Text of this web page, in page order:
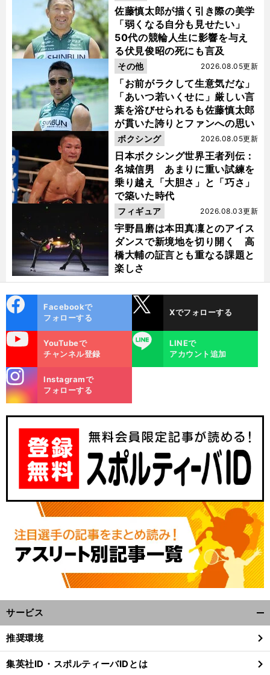
佐藤慎太郎が描く引き際の美学
「弱くなる自分も見せたい」
50代の競輪人生に影響を与え
る伏見俊昭の死にも言及
「お前がラクして生意気だな」
「あいつ若いくせに」厳しい言
葉を浴びせられるも佐藤慎太郎
が貫いた誇りとファンへの思い
2026.08.05更新
その他
日本ボクシング世界王者列伝：
名城信男 あまりに重い試練を
乗り越え「大胆さ」と「巧さ」
で築いた時代
2026.08.05更新
ボクシング
宇野昌磨は本田真凜とのアイス
ダンスで新境地を切り開く 高
橋大輔の証言とも重なる課題と
楽しさ
2026.08.03更新
フィギュア
ok
Facebookで
フォローする
Xでフォローする
YouTubeで
チャンネル登録
LINE
LINEで
アカウント追加
m
Instagramで
フォローする
サービス
閉
る
推奨環境
集英社ID・スポルティーバIDとは